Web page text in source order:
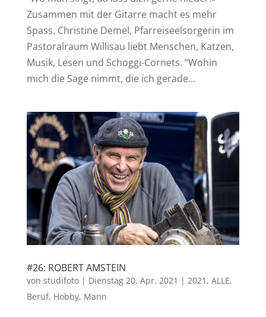
Zusammen mit der Gitarre macht es mehr
Spass. Christine Demel, Pfarreiseelsorgerin im
Pastoralraum Willisau liebt Menschen, Katzen,
Musik, Lesen und Schoggi-Cornets. “Wohin
mich die Sage nimmt, die ich gerade...
#26: ROBERT AMSTEIN
von studifoto| Dienstag 20. Apr. 2021 | 2021 , ALLE,
Beruf, Hobby, Mann